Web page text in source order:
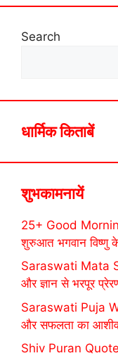
Search
धार्मिक किताबें
शुभकामनायें
25+ Good
शुरुआत भगवान विष्णु
Saraswati Mata
और ज्ञान से भरपूर
Saraswati Puja
और सफलता का
Shiv Puran